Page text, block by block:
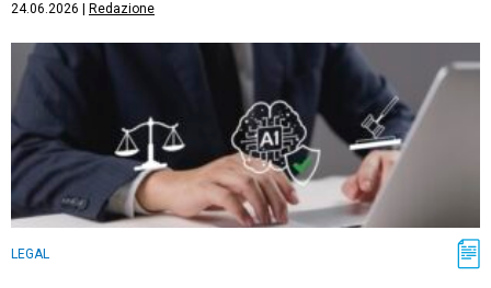
24.06.2026 Redazione
LEGAL